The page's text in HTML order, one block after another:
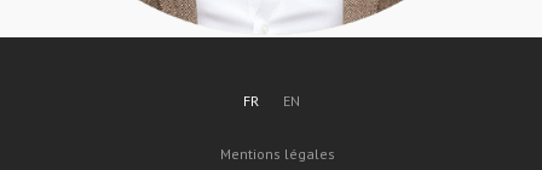
FR EN
Mentions légales